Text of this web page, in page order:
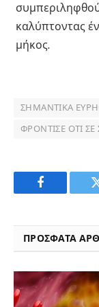
καλύπτοντας
μήκος.
ΣΗΜΑΝΤΙΚΆ
ΦΡΌΝΤΙΣΕ ΌΤΙ ΣΕ
Facebook
ΠΡΟΣΦΑΤΑ